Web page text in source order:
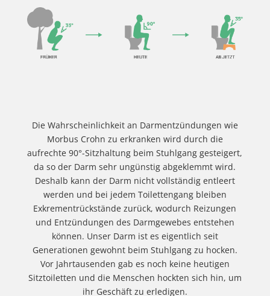
Die Wahrscheinlichkeit an Darmentzündungen wie
Morbus Crohn zu erkranken wird durch die
aufrechte 90°-Sitzhaltung beim Stuhlgang gesteigert,
da so der Darm sehr ungünstig abgeklemmt wird.
Deshalb kann der Darm nicht vollständig entleert
werden und bei jedem Toilettengang bleiben
Exkrementrückstände zurück, wodurch Reizungen
und Entzündungen des Darmgewebes entstehen
können. Unser Darm ist es eigentlich seit
Generationen gewohnt beim Stuhlgang zu hocken.
Vor Jahrtausenden gab es noch keine heutigen
Sitztoiletten und die Menschen hockten sich hin, um
ihr Geschäft zu erledigen.